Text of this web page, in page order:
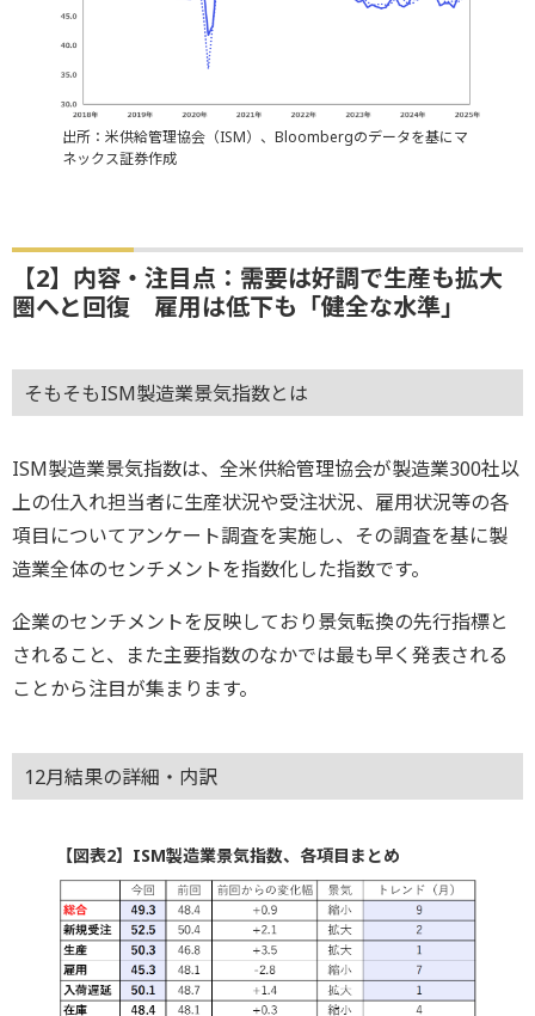
出所：米供給管理協会（ISM）、Bloombergのデータを基にマ
ネックス証券作成
【2】内容・注目点：需要は好調で生産も拡大
圏へと回復 雇用は低下も「健全な水準」
そもそもISM製造業景気指数とは
ISM製造業景気指数は、全米供給管理協会が製造業300社以
上の仕入れ担当者に生産状況や受注状況、雇用状況等の各
項目についてアンケート調査を実施し、その調査を基に製
造業全体のセンチメントを指数化した指数です。
企業のセンチメントを反映しており景気転換の先行指標と
されること、また主要指数のなかでは最も早く発表される
ことから注目が集まります。
12月結果の詳細・内訳
【図表2】ISM製造業景気指数、各項目まとめ